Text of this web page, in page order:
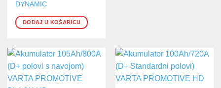
DYNAMIC
DODAJ U KOŠARICU